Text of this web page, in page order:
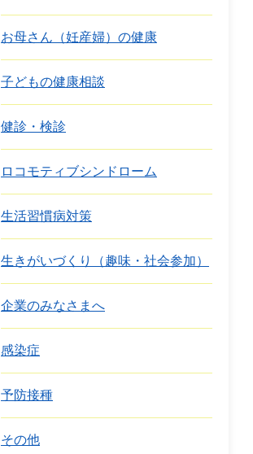
お母さん（妊産婦）の健康
子どもの健康相談
健診・検診
ロコモティブシンドローム
生活習慣病対策
生きがいづくり（趣味・社会参加）
企業のみなさまへ
感染症
予防接種
その他